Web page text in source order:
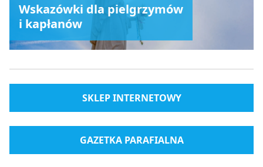
Wskazówki dla pielgrzymów
i kapłanów
SKLEP INTERNETOWY
GAZETKA PARAFIALNA